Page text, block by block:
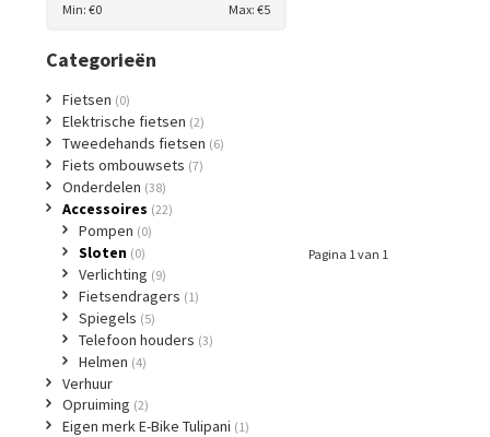
Pagina 1 van 1
Min: €0 Max: €5
Categorieën
Fietsen (0)
Elektrische fietsen (2)
Tweedehands fietsen (6)
Fiets ombouwsets (7)
Onderdelen (38)
Accessoires (22)
Pompen (0)
Sloten (0)
Verlichting (9)
Fietsendragers (1)
Spiegels (5)
Telefoon houders (3)
Helmen (4)
Verhuur
Opruiming (2)
Eigen merk E-Bike Tulipani (1)